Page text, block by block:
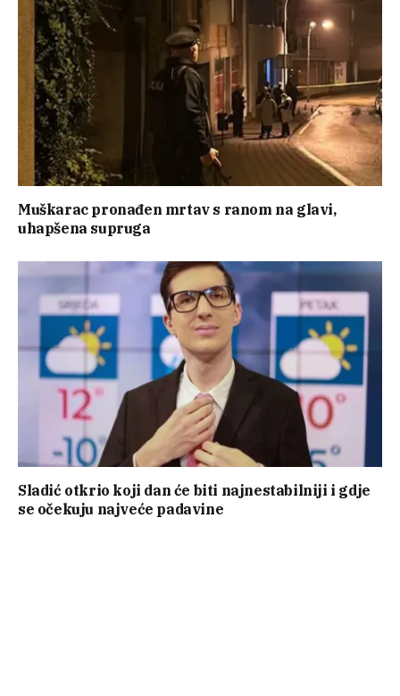
Muškarac pronađen mrtav s ranom na glavi,
uhapšena supruga
Sladić otkrio koji dan će biti najnestabilniji i gdje
se očekuju najveće padavine